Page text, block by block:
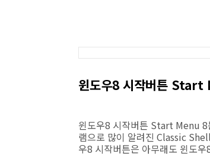
윈도우8 시작버튼 Start
윈도우8 시작버튼 Start Menu 8
램으로 많이 알려진 Classic
우8 시작버튼은 아무래도 윈도